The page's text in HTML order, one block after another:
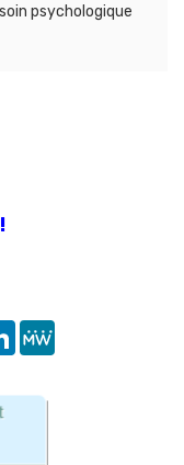
psychologique
LinkedIn